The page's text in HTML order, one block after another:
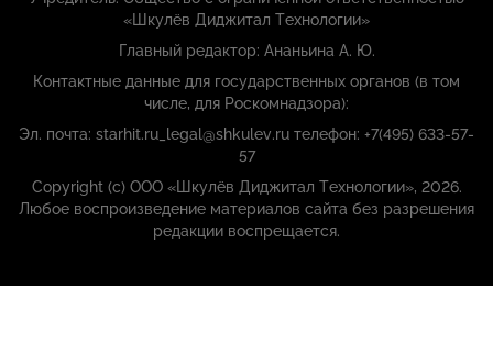
«Шкулёв Диджитал Технологии»
Главный редактор: Ананьина А. Ю.
Контактные данные для государственных органов (в том
числе, для Роскомнадзора):
Эл. почта: starhit.ru_legal@shkulev.ru телефон: +7(495) 633-57-
57
Copyright (с) ООО «Шкулёв Диджитал Технологии», 2026.
Любое воспроизведение материалов сайта без разрешения
редакции воспрещается.